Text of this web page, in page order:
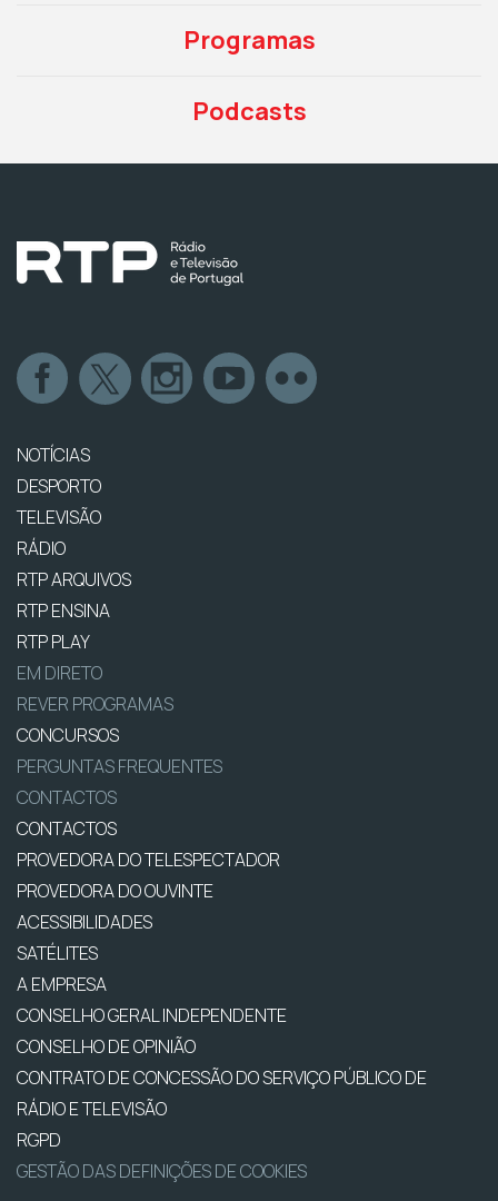
Programas
Podcasts
NOTÍCIAS
DESPORTO
TELEVISÃO
RÁDIO
RTP ARQUIVOS
RTP ENSINA
RTP PLAY
EM DIRETO
REVER PROGRAMAS
CONCURSOS
PERGUNTAS FREQUENTES
CONTACTOS
CONTACTOS
PROVEDORA DO TELESPECTADOR
PROVEDORA DO OUVINTE
ACESSIBILIDADES
SATÉLITES
A EMPRESA
CONSELHO GERAL INDEPENDENTE
CONSELHO DE OPINIÃO
CONTRATO DE CONCESSÃO DO SERVIÇO PÚBLICO DE
RÁDIO E TELEVISÃO
RGPD
GESTÃO DAS DEFINIÇÕES DE COOKIES